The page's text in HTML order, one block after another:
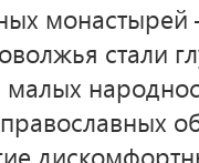
монастырей
стали